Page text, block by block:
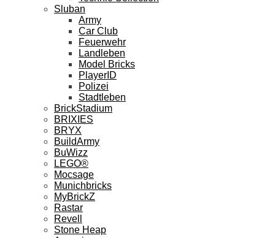
Sluban
Army
Car Club
Feuerwehr
Landleben
Model Bricks
PlayerID
Polizei
Stadtleben
BrickStadium
BRIXIES
BRYX
BuildArmy
BuWizz
LEGO®
Mocsage
Munichbricks
MyBrickZ
Rastar
Revell
Stone Heap